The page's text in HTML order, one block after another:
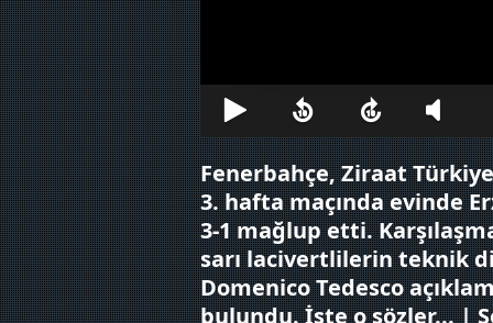
Sizlere daha iyi bir hizmet
çerezler vasıtasıyla çeşitli
amacıyla kullanılmaktadır.
reklam/pazarlama
Çerezlere ilişkin tercihlerinizi
butonuna tıklayabilir,Çerez
6698 sayılı Kişisel Verilerin
mevzuata uygun olarak
Fenerbahçe, Ziraat Türkiye
3. hafta maçında evinde
3-1 mağlup etti.
sarı lacivertlilerin teknik
Domenico Tedesco
bulundu. İşte o sözler... |